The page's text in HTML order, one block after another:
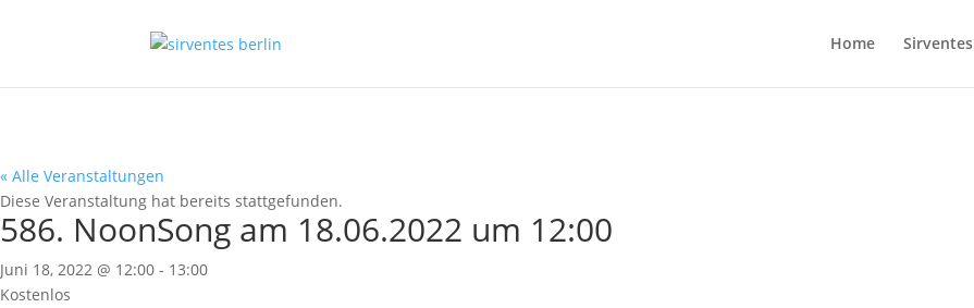
Home Sirventes
« Alle Veranstaltungen
Diese Veranstaltung hat bereits stattgefunden.
586. NoonSong am 18.06.2022 um 12:00
Juni 18, 2022 @ 12:00 - 13:00
Kostenlos